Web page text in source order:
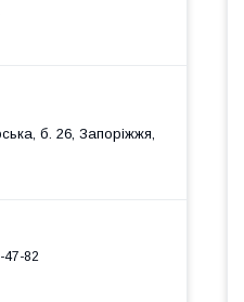
б. 26, Запоріжжя,
47-82